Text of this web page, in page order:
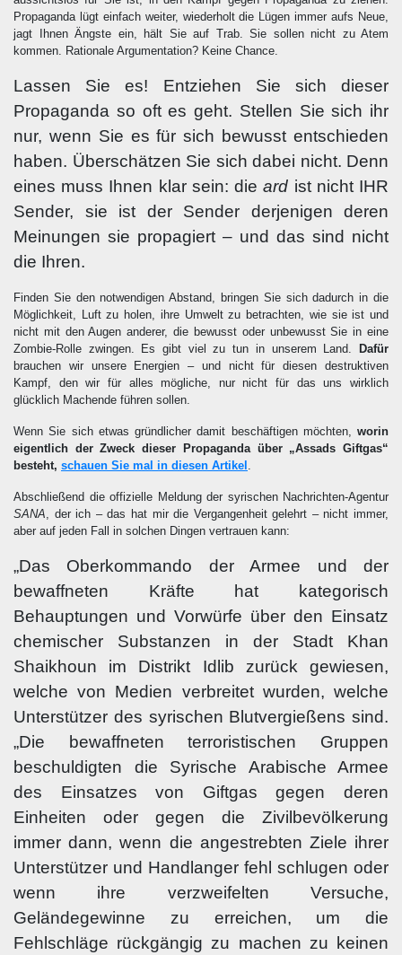
Propaganda lügt einfach weiter, wiederholt die Lügen immer aufs Neue,
jagt Ihnen Ängste ein, hält Sie auf Trab. Sie sollen nicht zu Atem
kommen. Rationale Argumentation? Keine Chance.
Lassen Sie es! Entziehen Sie sich dieser
Propaganda so oft es geht. Stellen Sie sich ihr
nur, wenn Sie es für sich bewusst entschieden
haben. Überschätzen Sie sich dabei nicht. Denn
eines muss Ihnen klar sein: dieard ist nicht IHR
Sender, sie ist der Sender derjenigen deren
Meinungen sie propagiert – und das sind nicht
die Ihren.
Finden Sie den notwendigen Abstand, bringen Sie sich dadurch in die
Möglichkeit, Luft zu holen, ihre Umwelt zu betrachten, wie sie ist und
nicht mit den Augen anderer, die bewusst oder unbewusst Sie in eine
Zombie-Rolle zwingen. Es gibt viel zu tun in unserem Land.
Dafür
brauchen wir unsere Energien – und nicht für diesen destruktiven
Kampf, den wir für alles mögliche, nur nicht für das uns wirklich
glücklich Machende führen sollen.
Wenn Sie sich etwas gründlicher damit beschäftigen möchten, worin
eigentlich der Zweck dieser Propaganda über „Assads Giftgas“
besteht, schauen Sie mal in diesen Artikel .
Abschließend die offizielle Meldung der syrischen Nachrichten-Agentur
SANA, der ich – das hat mir die Vergangenheit gelehrt – nicht immer,
aber auf jeden Fall in solchen Dingen vertrauen kann:
„Das Oberkommando der Armee und der
bewaffneten Kräfte hat kategorisch
Behauptungen und Vorwürfe über den Einsatz
chemischer Substanzen in der Stadt Khan
Shaikhoun im Distrikt Idlib zurück gewiesen,
welche von Medien verbreitet wurden, welche
Unterstützer des syrischen Blutvergießens sind.
„Die bewaffneten terroristischen Gruppen
beschuldigten die Syrische Arabische Armee
des Einsatzes von Giftgas gegen deren
Einheiten oder gegen die Zivilbevölkerung
immer dann, wenn die angestrebten Ziele ihrer
Unterstützer und Handlanger fehl schlugen oder
wenn ihre verzweifelten Versuche,
Geländegewinne zu erreichen, um die
Fehlschläge rückgängig zu machen zu keinen